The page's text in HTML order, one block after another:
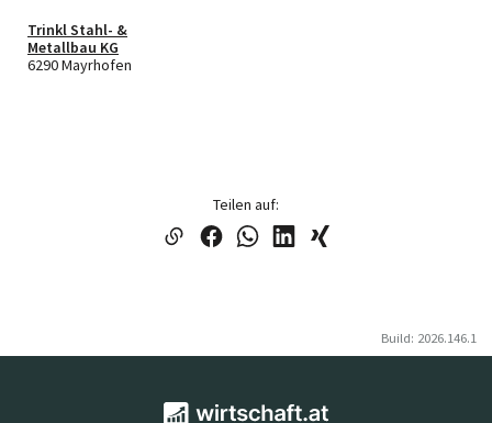
Trinkl Stahl- &
Metallbau KG
6290 Mayrhofen
Teilen auf:
Build: 2026.146.1